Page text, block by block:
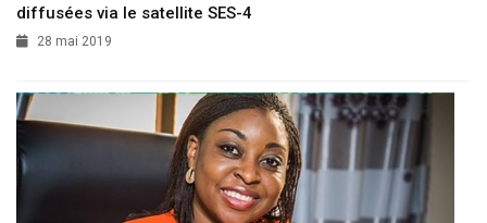
diffusées via le satellite SES-4
28 mai 2019